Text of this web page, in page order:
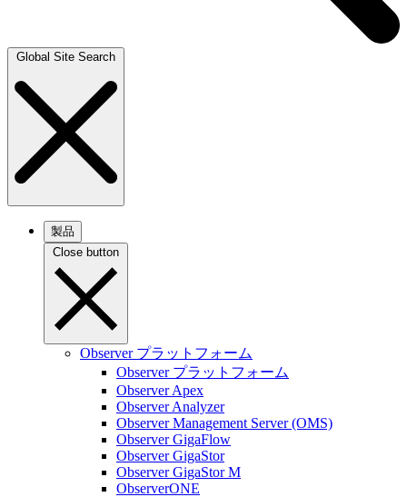
Global Site Search
製品
Close button
Observer プラットフォーム
Observer プラットフォーム
Observer Apex
Observer Analyzer
Observer Management Server (OMS)
Observer GigaFlow
Observer GigaStor
Observer GigaStor M
ObserverONE